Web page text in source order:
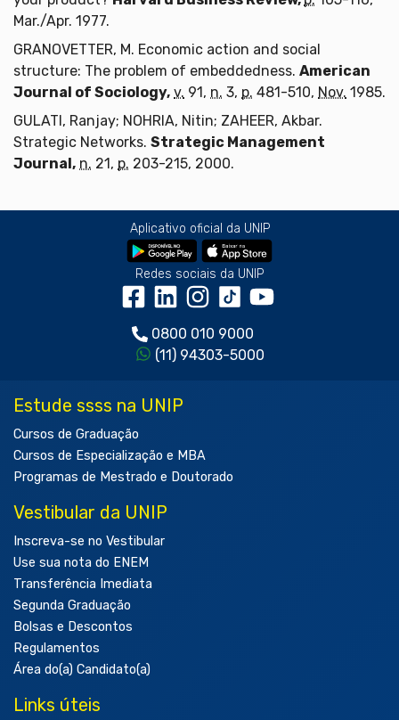
Mar./Apr. 1977.
GRANOVETTER, M. Economic action and social
structure: The problem of embeddedness. American
Journal of Sociology, v. 91, n. 3, p. 481-510, Nov. 1985.
GULATI, Ranjay; NOHRIA, Nitin; ZAHEER, Akbar.
Strategic Networks. Strategic Management
Journal, n. 21, p. 203-215, 2000.
Aplicativo oficial da UNIP
Redes sociais da UNIP
0800 010 9000
(11) 94303-5000
Estude ssss na UNIP
Cursos de Graduação
Cursos de Especialização e MBA
Programas de Mestrado e Doutorado
Vestibular da UNIP
Inscreva-se no Vestibular
Use sua nota do ENEM
Transferência Imediata
Segunda Graduação
Bolsas e Descontos
Regulamentos
Área do(a) Candidato(a)
Links úteis